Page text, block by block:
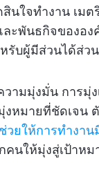
นใจทำงาน เม
ะพันธกิจขององ
รับผู้มีส่วนได้ส่ว
ามมุ่งมั่น การมุ่
งหมายที่ชัดเจน
ช่วยให้การทำงา
คนให้มุ่งสู่เป้าหม